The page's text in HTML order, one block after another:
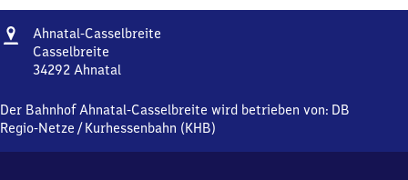
Adresse
Ahnatal-Casselbreite
Casselbreite
34292 Ahnatal
Casselbreite,
Casselbreite,
Der Bahnhof Ahnatal-Casselbreite wird betrieben von: DB
Regio-Netze /Kurhessenbahn (KHB)